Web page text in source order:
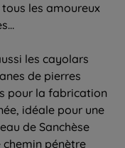
les amoureux
les cayolars
de pierres
pour la fabrication
idéale pour une
de Sanchèse
chemin pénètre